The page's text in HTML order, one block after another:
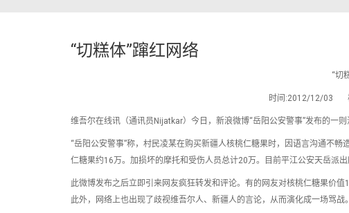
“切糕体”蹿红网络
“切
时间:2012/12/03
维吾尔在线讯（通讯员Nijatkar）今日，新浪微博“岳阳公安警事”发布的一则
“岳阳公安警事”称，村民凌某在购买新疆人核桃仁糖果时，因语言沟通不
仁糖果约16万。加损坏的摩托和受伤人员总计20万。目前平江公安天岳派
此微博发布之后立即引来网友疯狂转发和评论。有的网友对核桃仁糖果价值
此外，网络上也出现了歧视维吾尔人、新疆人的言论，从而演化成一场骂战。